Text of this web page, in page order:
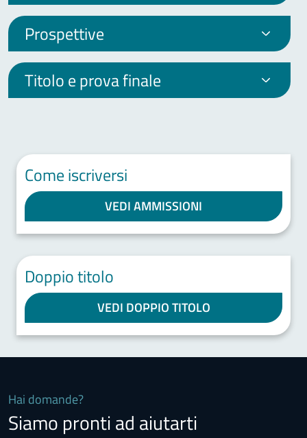
Prospettive
Titolo e prova finale
Come iscriversi
VEDI AMMISSIONI
Doppio titolo
VEDI DOPPIO TITOLO
Hai domande?
Siamo pronti ad aiutarti